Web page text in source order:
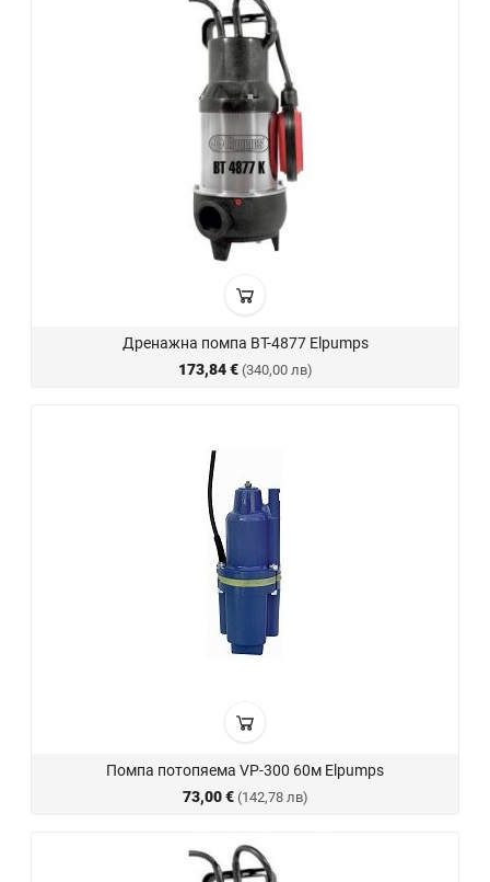
Дренажна помпа BT-4877 Elpumps
173,84 € (340,00 лв)
Помпа потопяема VP-300 60м Elpumps
73,00 € (142,78 лв)